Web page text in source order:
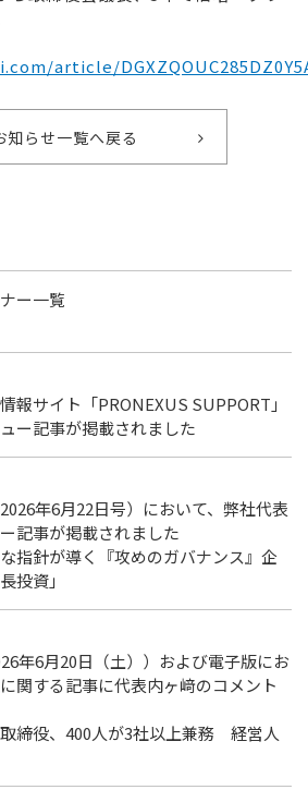
article/
知らせ一覧へ戻る
ー一覧
報サイト「PRONEXUS SUPPORT」
ー記事が掲載されました
年6月22日号）において、弊社代表
記事が掲載されました
指針が導く『攻めのガバナンス』企
投資」
年6月20日（土））および電子版にお
関する記事に代表内ヶ﨑のコメント
締役、400⼈が3社以上兼務 経営⼈